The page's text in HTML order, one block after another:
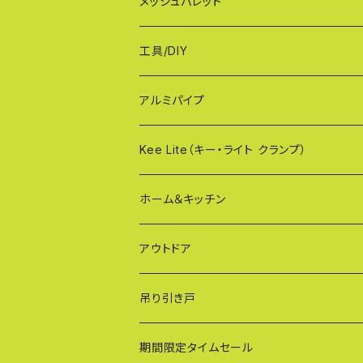
CXG（パネル取付不可タイプ）
XXG（パネル専用タイプ）
OXG（二輪・二輪・一輪/傾斜地対応アルミ
TXGシリーズ（ご家庭用/和風）
幅120cmタイプ
工具/DIY
荷揚げバケツ
樹脂製止水パネル
ザ・クランプ
蝶ボルト
建築補材
アルミパイプ
Kee Lite（キー・ライト クランプ）
ホーム＆キッチン
アウトドア
吊り引き戸
期間限定タイムセール